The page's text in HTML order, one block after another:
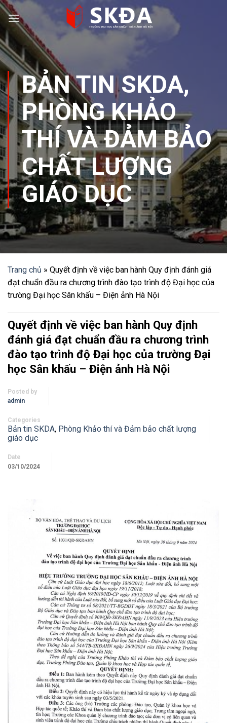
Skip
content
BẢN TIN SKDA,
PHÒNG KHẢO
THÍ VÀ ĐẢM BẢO
CHẤT LƯỢNG
GIÁO DỤC
Trang chủ » Quyết định về việc ban hành Quy định đánh giá
đạt chuẩn đầu ra chương trình đào tạo trình độ Đại học của
trường Đại học Sân khấu – Điện ảnh Hà Nội
Quyết định về việc ban hành Quy định
đánh giá đạt chuẩn đầu ra chương trình
đào tạo trình độ Đại học của trường Đại
học Sân khấu – Điện ảnh Hà Nội
Posted by
admin
Categories
Bản tin SKDA, Phòng Khảo thí và Đảm bảo chất lượng
giáo dục
Date
03/10/2024